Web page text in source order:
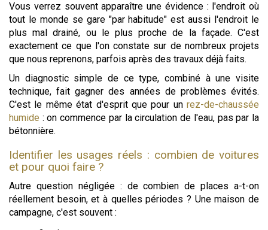
Vous verrez souvent apparaître une évidence : l'endroit où
tout le monde se gare "par habitude" est aussi l'endroit le
plus mal drainé, ou le plus proche de la façade. C'est
exactement ce que l'on constate sur de nombreux projets
que nous reprenons, parfois après des travaux déjà faits.
Un diagnostic simple de ce type, combiné à une visite
technique, fait gagner des années de problèmes évités.
C'est le même état d'esprit que pour un rez-de-chaussée
humide : on commence par la circulation de l'eau, pas par la
bétonnière.
Identifier les usages réels : combien de voitures
et pour quoi faire ?
Autre question négligée : de combien de places a-t-on
réellement besoin, et à quelles périodes ? Une maison de
campagne, c'est souvent :